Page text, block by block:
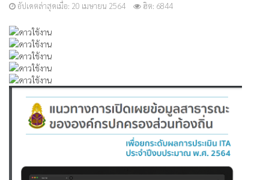
อัปเดตล่าสุดเมื่อ: 20 เมษายน 2564 ฮิต: 6844
ให้
เรต
สมาชิก:5/5